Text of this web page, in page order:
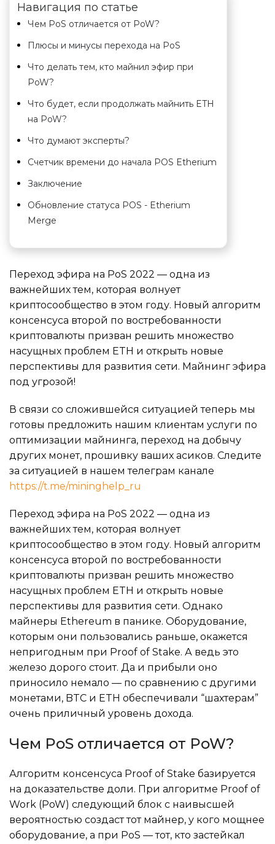
Навигация по статье
Чем PoS отличается от PoW?
Плюсы и минусы перехода на PoS
Что делать тем, кто майнил эфир при
PoW?
Что будет, если продолжать майнить ETH
на PoW?
Что думают эксперты?
Счетчик времени до начала POS Etherium
Заключение
Обновление статуса POS - Etherium
Merge
Переход эфира на PoS 2022 — одна из
важнейших тем, которая волнует
криптосообщество в этом году. Новый алгоритм
консенсуса второй по востребованности
криптовалюты призван решить множество
насущных проблем ETH и открыть новые
перспективы для развития сети. Майнинг эфира
под угрозой!
В связи со сложившейся ситуацией теперь мы
готовы предложить нашим клиентам услуги по
оптимизации майнинга, переход на добычу
других монет, прошивку ваших асиков. Следите
за ситуацией в нашем телеграм канале
https://t.me/mininghelp_ru
Переход эфира на PoS 2022 — одна из
важнейших тем, которая волнует
криптосообщество в этом году. Новый алгоритм
консенсуса второй по востребованности
криптовалюты призван решить множество
насущных проблем ETH и открыть новые
перспективы для развития сети. Однако
майнеры Ethereum в панике. Оборудование,
которым они пользовались раньше, окажется
непригодным при Proof of Stake. А ведь это
железо дорого стоит. Да и прибыли оно
приносило немало — по сравнению с другими
монетами, BTC и ETH обеспечивали “шахтерам”
очень приличный уровень дохода.
Чем PoS отличается от PoW?
Алгоритм консенсуса Proof of Stake базируется
на доказательстве доли. При алгоритме Proof of
Work (PoW) следующий блок с наивысшей
вероятностью создаст тот майнер, у кого мощнее
оборудование, а при PoS — тот, кто застейкал